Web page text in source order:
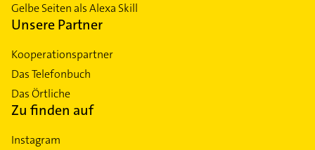
Gelbe Seiten als Alexa Skill
Unsere Partner
Kooperationspartner
Das Telefonbuch
Das Örtliche
Zu finden auf
Instagram